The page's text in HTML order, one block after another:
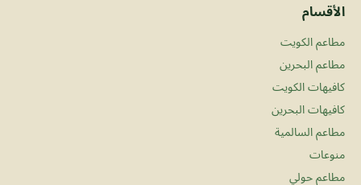
الأقسام
مطاعم الكويت
مطاعم البحرين
كافيهات الكويت
كافيهات البحرين
مطاعم السالمية
منوعات
مطاعم حولي